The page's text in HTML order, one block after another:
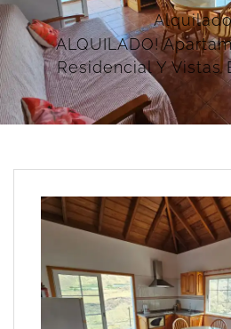
ALQUILADO!
Residencial Y Vistas